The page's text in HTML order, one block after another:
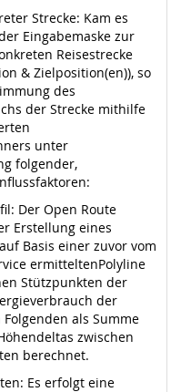
Strecke: Kam es
Eingabemaske zur
Reisestrecke
& Zielposition(en)), so
des
der Strecke mithilfe
unter
folgender,
Der Open Route
Erstellung eines
Basis einer zuvor vom
ermitteltenPolyline
Stützpunkten der
der
als Summe
zwischen
berechnet.
Es erfolgt eine